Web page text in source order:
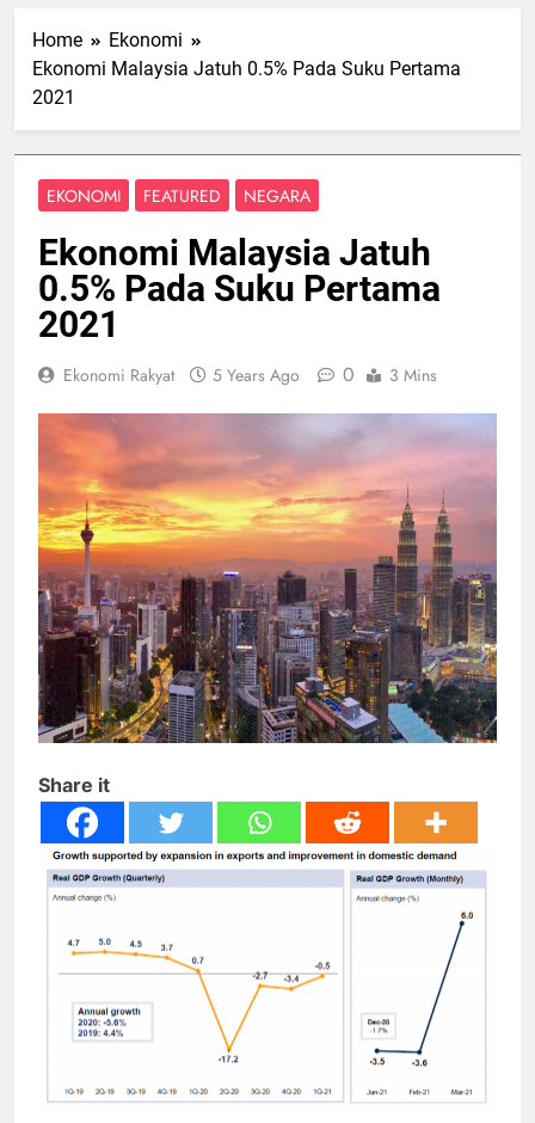
Home
Ekonomi
Ekonomi Malaysia Jatuh 0.5% Pada Suku Pertama
2021
EKONOMI FEATURED NEGARA
Ekonomi Malaysia Jatuh
0.5% Pada Suku Pertama
2021
Ekonomi Rakyat 5 Years Ago 0 3 Mins
Share it